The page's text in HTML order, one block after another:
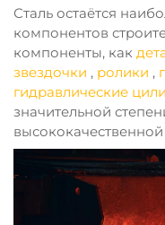
Сталь остаётся
компонентов
компоненты, как
звездочки , ролики ,
гидравлические
значительной
высококачественной